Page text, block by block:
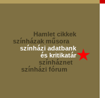
Hamlet cikkek
színházak műsora
színházi adatbank
és kritikatár
színháznet
színházi fórum